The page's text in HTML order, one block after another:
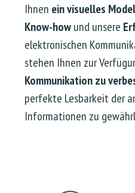
Ihnen ein visuelles
Know-howund unsere
elektronischen
stehen Ihnen zur
Kommunikation zu
perfekte Lesbarkeit der
Informationen zu